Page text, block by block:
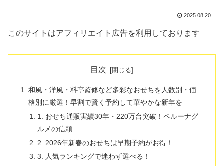
2025.08.20
このサイトはアフィリエイト広告を利用しております
目次
和風・洋風・料亭監修など多彩なおせちを人数別・価
格別に厳選！早割で賢く予約して華やかな新年を
1. おせち通販実績30年・220万台突破！ベルーナグ
ルメの信頼
2. 2026年新春のおせちは早期予約がお得！
3. 人気ランキングで迷わず選べる！